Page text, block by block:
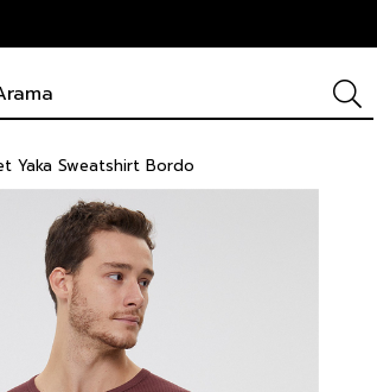
Yaka Sweatshirt Bordo